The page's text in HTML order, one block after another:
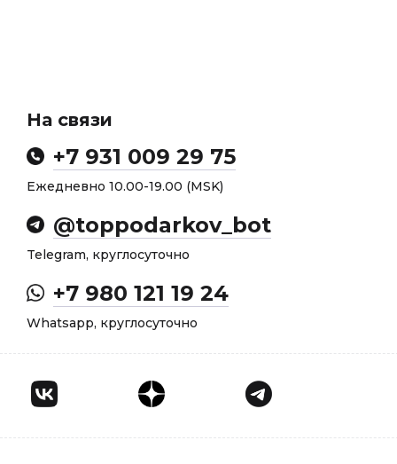
На связи
+7 931 009 29 75
Ежедневно 10.00-19.00 (MSK)
@toppodarkov_bot
Telegram, круглосуточно
+7 980 121 19 24
Whatsapp, круглосуточно